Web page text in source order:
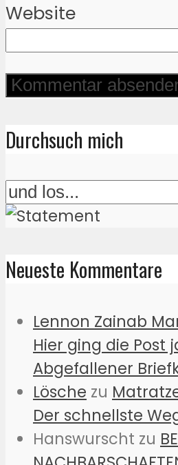
Website
Durchsuch mich
Neueste Kommentare
Lennon Zainab
Hier ging die Post
Abgefallener
Lösche zu
Der schnellste
Hanswurscht zu